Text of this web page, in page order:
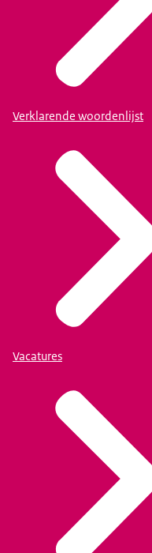
Verklarende woordenlijst
Vacatures